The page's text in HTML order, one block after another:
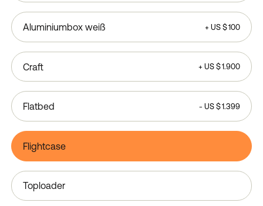
Aluminiumbox weiß +US $100
Craft +US $1.900
Flatbed -US $1.399
Flightcase
Toploader